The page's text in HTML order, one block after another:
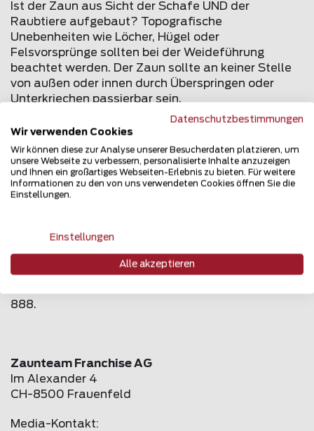
Ist der Zaun aus Sicht der Schafe UND der
Raubtiere aufgebaut? Topografische
Unebenheiten wie Löcher, Hügel oder
Felsvorsprünge sollten bei der Weideführung
beachtet werden. Der Zaun sollte an keiner Stelle
von außen oder innen durch Überspringen oder
Unterkriechen passierbar sein.
Weitere Punkte zur Klärung:
Welches Zaunsystem und welche Anpassung ist
für welchen Weideabschnitt geeignet?
Ist der Zaun mit einem Hinweisschild bezüglich der
Ist der Zaun gut sichtbar?
Sie möchten weitere Informationen? Diese finden
888.
Zaunteam Franchise AG
Im Alexander 4
CH-8500 Frauenfeld
Media-Kontakt:
Datenschutzbestimmungen
Wir verwenden Cookies
Wir können diese zur Analyse unserer Besucherdaten platzieren, um
unsere Webseite zu verbessern, personalisierte Inhalte anzuzeigen
und Ihnen ein großartiges Webseiten-Erlebnis zu bieten. Für weitere
Informationen zu den von uns verwendeten Cookies öffnen Sie die
Einstellungen.
Einstellungen
Alle akzeptieren